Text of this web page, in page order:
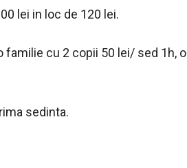
lei in loc de 120 lei.
familie cu 2 copii 50 lei/ sed 1h, o
sedinta.